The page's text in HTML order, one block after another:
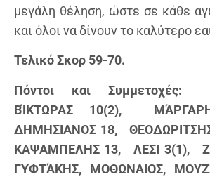
μεγάλη θέληση, ώστε σε κάθε
και όλοι να δίνουν το καλύτερο
Τελικό Σκορ 59-70.
Πόντοι και Συμμετοχές:
ΒΊΚΤΩΡΑΣ 10(2),
ΔΗΜΗΣΙΑΝΟΣ 18,
ΚΑΨΑΜΠΕΛΗΣ 13, ΛΕΣΙ 3(1),
ΓΥΦΤΆΚΗΣ, ΜΟΘΩΝΑΙΟΣ,